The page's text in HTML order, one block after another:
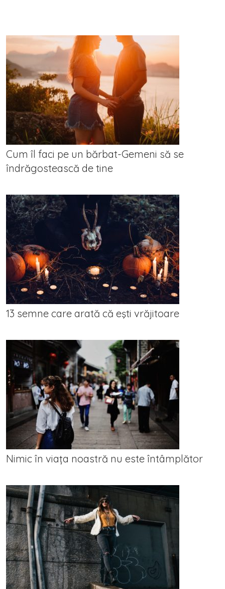
Cum îl faci pe un bărbat-Gemeni să se
îndrăgostească de tine
13 semne care arată că eşti vrăjitoare
Nimic în viața noastră nu este întâmplător